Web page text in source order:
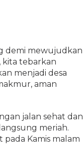
demi mewujudkan
kita tebarkan
menjadi desa
aman
jalan sehat dan
meriah.
Kamis malam